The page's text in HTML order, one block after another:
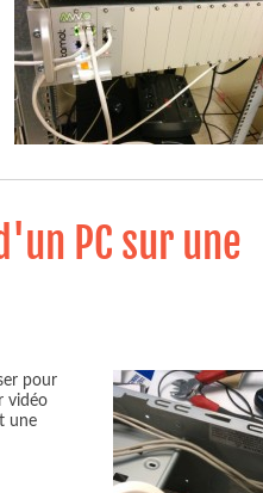
PC sur une
pour
vidéo
une